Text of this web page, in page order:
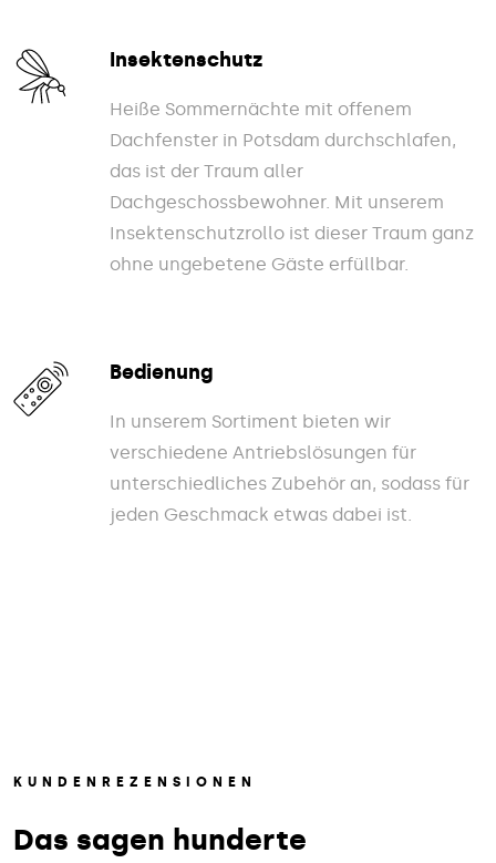
Insektenschutz
Heiße Sommernächte mit offenem
Dachfenster in Potsdam durchschlafen,
das ist der Traum aller
Dachgeschossbewohner. Mit unserem
Insektenschutzrollo ist dieser Traum ganz
ohne ungebetene Gäste erfüllbar.
Bedienung
In unserem Sortiment bieten wir
verschiedene Antriebslösungen für
unterschiedliches Zubehör an, sodass für
jeden Geschmack etwas dabei ist.
KUNDENREZENSIONEN
Das sagen hunderte